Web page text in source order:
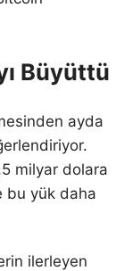
Büyüttü
ayda
milyar dolara
bu yük daha
ilerleyen